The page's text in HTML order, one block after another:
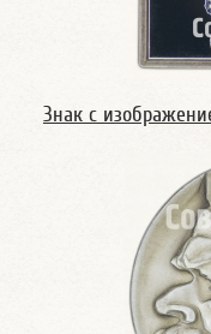
Знак с